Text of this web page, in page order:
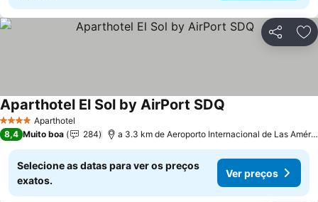
Partilhar
4 EstrelasAparthotel
Aparthotel El Sol by AirPort SDQ
8,4 Muito boa 284 a 3.3 km de Aeroporto Internacional de Las Américas
Selecione as datas para ver os preços
exatos.
Ver preços